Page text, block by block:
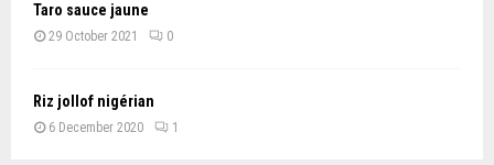
Taro sauce jaune
29 October 2021 0
Riz jollof nigérian
6 December 2020 1